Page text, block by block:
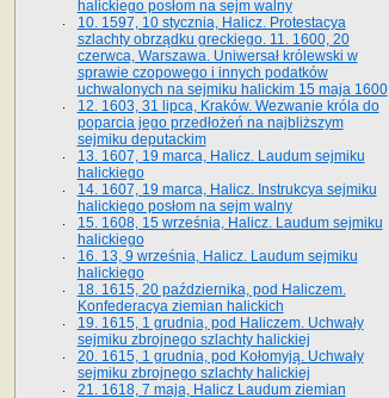
halickiego posłom na sejm walny
10. 1597, 10 stycznia, Halicz. Protestacya
szlachty obrządku greckiego. 11. 1600, 20
czerwca, Warszawa. Uniwersał królewski w
sprawie czopowego i innych podatków
uchwalonych na sejmiku halickim 15 maja 1600
12. 1603, 31 lipca, Kraków. Wezwanie króla do
poparcia jego przedłożeń na najbliższym
sejmiku deputackim
13. 1607, 19 marca, Halicz. Laudum sejmiku
halickiego
14. 1607, 19 marca, Halicz. Instrukcya sejmiku
halickiego posłom na sejm walny
15. 1608, 15 września, Halicz. Laudum sejmiku
halickiego
16. 13, 9 września, Halicz. Laudum sejmiku
halickiego
18. 1615, 20 października, pod Haliczem.
Konfederacya ziemian halickich
19. 1615, 1 grudnia, pod Haliczem. Uchwały
sejmiku zbrojnego szlachty halickiej
20. 1615, 1 grudnia, pod Kołomyją. Uchwały
sejmiku zbrojnego szlachty halickiej
21. 1618, 7 maja, Halicz Laudum ziemian